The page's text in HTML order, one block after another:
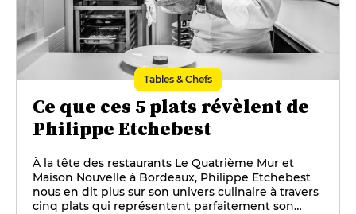
Tables & Chefs
Ce que ces 5 plats révèlent de
Philippe Etchebest
À la tête des restaurants Le Quatrième Mur et
Maison Nouvelle à Bordeaux, Philippe Etchebest
nous en dit plus sur son univers culinaire à travers
cinq plats qui représentent parfaitement son